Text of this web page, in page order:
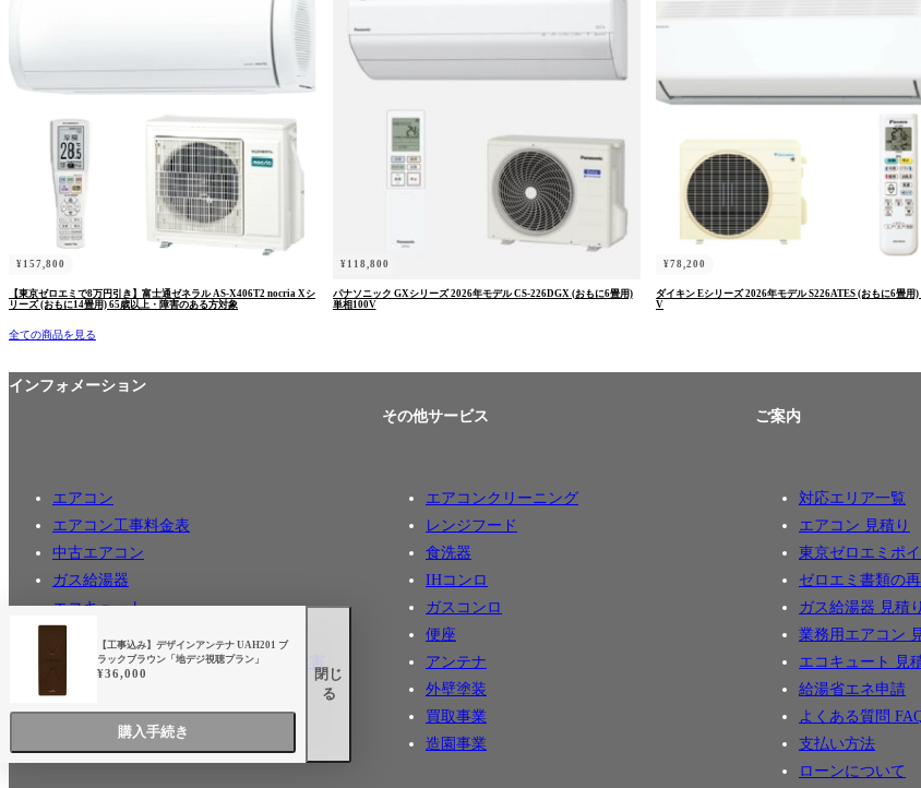
¥ 157,800
【東京ゼロエミで8万円引き】富士通ゼネラル AS-X406T2 nocria Xシ
リーズ (おもに14畳用) 65歳以上・障害のある方対象
¥ 118,800
パナソニック GXシリーズ 2026年モデル CS-226DGX (おもに6畳用)
単相100V
¥78,200
ダイキン Eシリーズ 2026年モデル S226ATES (おもに6畳用)
V
全ての商品を見る
インフォメーション
エアコン
エアコン工事料金表
中古エアコン
ガス給湯器
エコキュート
東京ゼロエミポイント【65歳以上or障害
者の方】
東京ゼロエミポイント対象機種
その他サービス
エアコンクリーニング
レンジフード
食洗器
IHコンロ
ガスコンロ
便座
アンテナ
外壁塗装
買取事業
造園事業
ご案内
対応エリア一覧
エアコン 見積り
東京ゼロエミポ
ゼロエミ書類の
ガス給湯器 見積り
業務用エアコン
エコキュート 見
給湯省エネ申請
よくある質問
支払い方法
ローンについて
【工事込み】デザインアンテナ UAH201 ブ
ラックブラウン「地デジ視聴プラン」
¥36,000
購入手続き
閉じ
る